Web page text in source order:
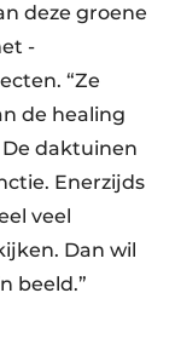
deze groene
“Ze
de healing
daktuinen
Enerzijds
veel
Dan wil
beeld.”